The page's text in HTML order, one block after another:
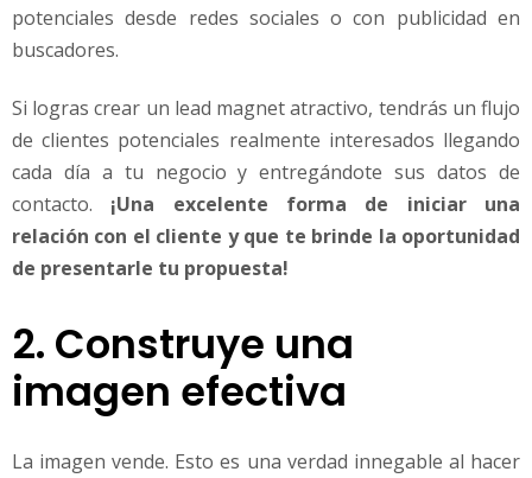
potenciales desde redes sociales o con publicidad en
buscadores.
Si logras crear un lead magnet atractivo, tendrás un flujo
de clientes potenciales realmente interesados llegando
cada día a tu negocio y entregándote sus datos de
contacto. ¡Una excelente forma de iniciar una
relación con el cliente y que te brinde la oportunidad
de presentarle tu propuesta!
2. Construye una
imagen efectiva
La imagen vende. Esto es una verdad innegable al hacer